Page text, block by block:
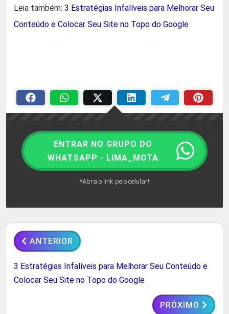
Leia também: 3 Estratégias Infalíveis para Melhorar Seu
Conteúdo e Colocar Seu Site no Topo do Google
ENTRAR NO GRUPO DO
WHATSAPP - LIMA_MOTA
*Abra o link pelo celular!
ANTERIOR
3 Estratégias Infalíveis para Melhorar Seu Conteúdo e
Colocar Seu Site no Topo do Google
PRÓXIMO